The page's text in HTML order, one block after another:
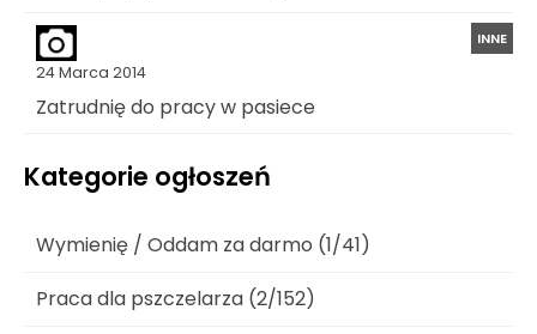
24 Marca 2014
INNE
Zatrudnię do pracy w pasiece
Kategorie ogłoszeń
Wymienię / Oddam za darmo (1/41)
Praca dla pszczelarza (2/152)